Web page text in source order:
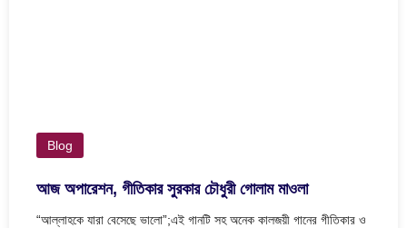
Blog
আজ অপারেশন, গীতিকার সুরকার চৌধুরী গোলাম মাওলা
“আল্লাহকে যারা বেসেছে ভালো”;এই গানটি সহ অনেক কালজয়ী গানের গীতিকার ও